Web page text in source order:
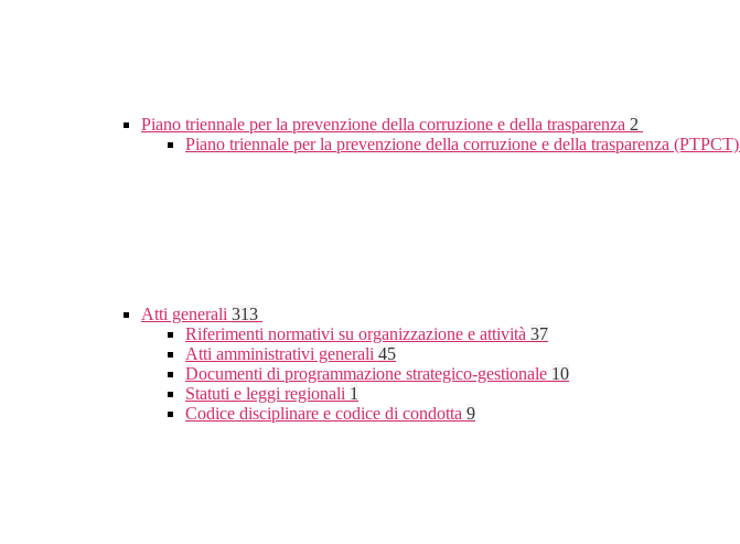
Piano triennale per la prevenzione della corruzione e della trasparenza 2
Piano triennale per la prevenzione della corruzione e della trasparenza (PTPCT)
Atti generali 313
Riferimenti normativi su organizzazione e attività 37
Atti amministrativi generali 45
Documenti di programmazione strategico-gestionale 10
Statuti e leggi regionali 1
Codice disciplinare e codice di condotta 9